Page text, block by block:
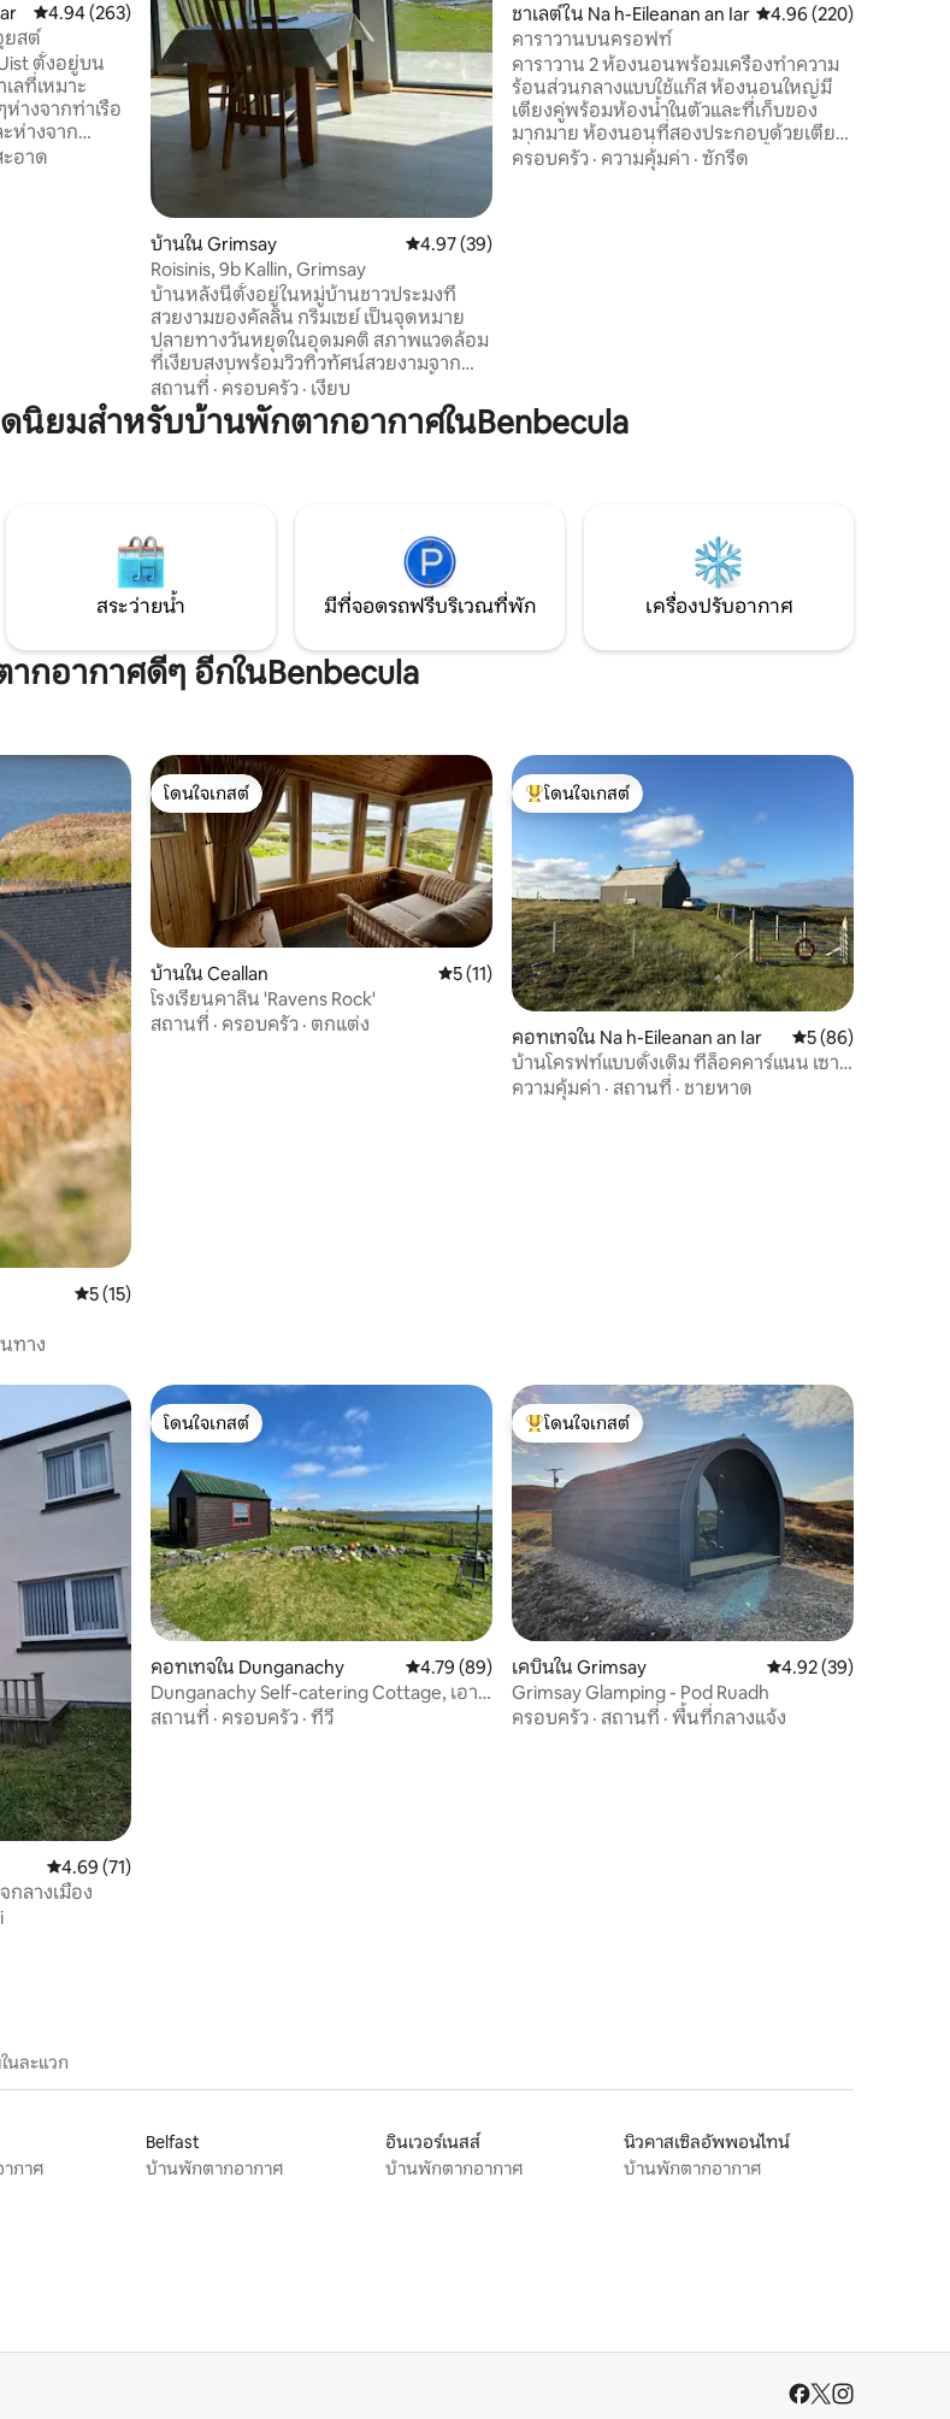
คะแนนเฉลี่ย 4.94 จาก 5, 263 รีวิว
4.94 (263)
ยสต์
ตั้งอยู่บน
ลที่เหมาะ
ห่างจากท่าเรือ
ห่างจาก
อาด
บ้านใน Grimsay คะแนนเฉลี่ย 4.97 จาก 5, 39 รีวิว
4.97 (39)
Roisinis, 9b Kallin, Grimsay
บ้านหลังนี้ตั้งอยู่ในหมู่บ้านชาวประมงที่
สวยงามของคัลลิน กริมเซย์ เป็นจุดหมาย
ปลายทางวันหยุดในอุดมคติ สภาพแวดล้อม
ที่เงียบสงบพร้อมวิวทิวทัศน์สวยงามจาก
หน้าต่างที่หันหน้าไปทางทิศใต้แบบพื้นจรด
เพดาน นั่งพักผ่อนและเพลิดเพลินกับวิว
ทิวทัศน์อันงดงาม มองไปยังเกาะสกาย เกาะ
ขายปลา/หอยที่คัดสรรมาอย่างดี เลขที่ใบ
อนุญาต: ES01042F
สถานที่ · ครอบครัว · เงียบ
ชาเลต์ใน Na h-Eileanan an Iar คะแนนเฉลี่ย 4.96 จาก 5,
4.96 (220)
คาราวานบนครอฟท์
คาราวาน 2 ห้องนอนพร้อมเครื่องทำความ
ร้อนส่วนกลางแบบใช้แก๊ส ห้องนอนใหญ่มี
เตียงคู่พร้อมห้องน้ำในตัวและที่เก็บของ
มากมาย ห้องนอนที่สองประกอบด้วยเตียง
เดี่ยว 2 เตียงและที่เก็บของ ห้องน้ำหลักมี
ห้องอาบน้ำฝักบัวแบบวอล์กอินแบบปิดสนิท
ครอบครัว · ความคุ้มค่า · ซักรีด
นิยมสำหรับบ้านพักตากอากาศในBenbecula
สระว่ายน้ำ มีที่จอดรถฟรีบริเวณที่พัก เครื่องปรับอากาศ
กอากาศดีๆ อีกในBenbecula
คะแนนเฉลี่ย 5 จาก 5, 15 รีวิว
5 (15)
ทาง
โดนใจเกสต์
โดนใจเกสต์
บ้านใน Ceallan คะแนนเฉลี่ย 5 จาก 5, 11 รีวิว
5 (11)
โรงเรียนคาลิน 'Ravens Rock'
สถานที่ · ครอบครัว · ตกแต่ง
โดนใจเกสต์ที่สุด
โดนใจเกสต์
คอทเทจใน Na h-Eileanan an Iar คะแนนเฉลี่ย 5 จาก
5 (86)
บ้านโครฟท์แบบดั้งเดิม ที่ล็อคคาร์แนน เซาท์
อูอิสต์
ความคุ้มค่า · สถานที่ · ชายหาด
คะแนนเฉลี่ย 4.69 จาก 5, 71 รีวิว
4.69 (71)
ลางเมือง
โดนใจเกสต์
โดนใจเกสต์
คอทเทจใน Dunganachy คะแนนเฉลี่ย 4.79 จาก 5, 89 รีวิว
4.79 (89)
Dunganachy Self-catering Cottage, เอา
เตอร์เฮบริดีส
สถานที่ · ครอบครัว · ทีวี
โดนใจเกสต์ที่สุด
โดนใจเกสต์
เคบินใน Grimsay คะแนนเฉลี่ย 4.92 จาก
4.92 (39)
Grimsay Glamping - Pod Ruadh
ครอบครัว · สถานที่ · พื้นที่กลางแจ้ง
นละแวก
กาศ
Belfast
บ้านพักตากอากาศ
อินเวอร์เนสส์
บ้านพักตากอากาศ
นิวคาสเซิลอัพพอนไทน์
บ้านพักตากอากาศ